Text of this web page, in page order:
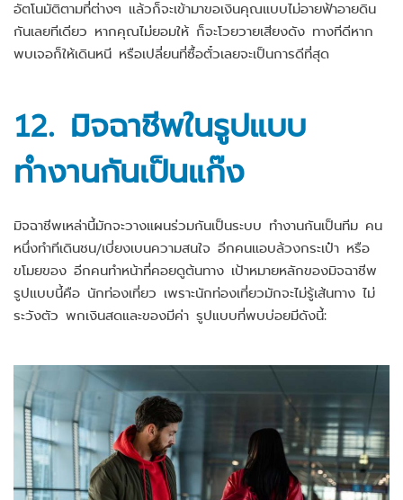
อัตโนมัติตามที่ต่างๆ แล้วก็จะเข้ามาขอเงินคุณแบบไม่อายฟ้าอายดิน
กันเลยทีเดียว หากคุณไม่ยอมให้ ก็จะโวยวายเสียงดัง ทางทีดีหาก
พบเจอก็ให้เดินหนี หรือเปลี่ยนที่ซื้อตั๋วเลยจะเป็นการดีที่สุด
12. มิจฉาชีพในรูปแบบ
ทำงานกันเป็นแก๊ง
มิจฉาชีพเหล่านี้มักจะวางแผนร่วมกันเป็นระบบ ทำงานกันเป็นทีม คน
หนึ่งทำทีเดินชน/เบี่ยงเบนความสนใจ อีกคนแอบล้วงกระเป๋า หรือ
ขโมยของ อีกคนทำหน้าที่คอยดูต้นทาง เป้าหมายหลักของมิจฉาชีพ
รูปแบบนี้คือ นักท่องเที่ยว เพราะนักท่องเที่ยวมักจะไม่รู้เส้นทาง ไม่
ระวังตัว พกเงินสดและของมีค่า รูปแบบที่พบบ่อยมีดังนี้: